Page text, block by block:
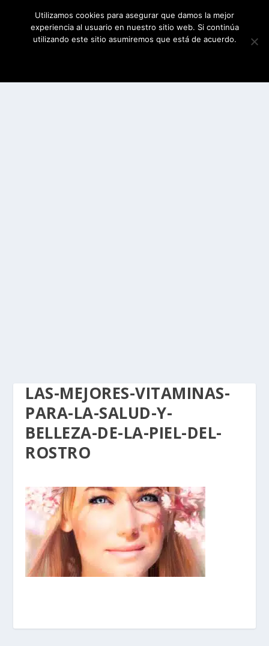
LAS-MEJORES-VITAMINAS-
PARA-LA-SALUD-Y-
BELLEZA-DE-LA-PIEL-DEL-
ROSTRO
Utilizamos cookies para asegurar que damos la mejor
experiencia al usuario en nuestro sitio web. Si continúa
utilizando este sitio asumiremos que está de acuerdo.